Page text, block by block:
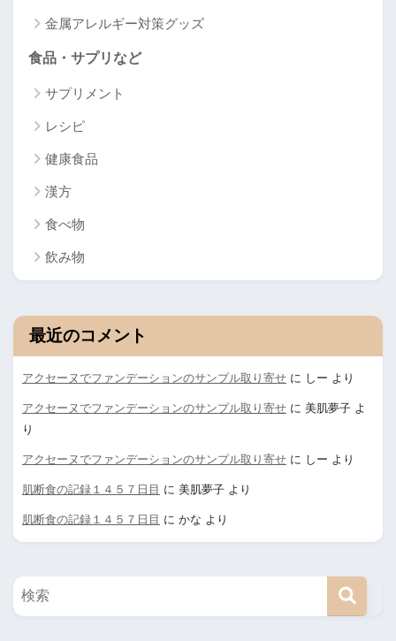
金属アレルギー対策グッズ
食品・サプリなど
サプリメント
レシピ
健康食品
漢方
食べ物
飲み物
最近のコメント
アクセーヌでファンデーションのサンプル取り寄せ に しー より
アクセーヌでファンデーションのサンプル取り寄せ に 美肌夢子 よ
り
アクセーヌでファンデーションのサンプル取り寄せ に しー より
肌断食の記録１４５７日目 に 美肌夢子 より
肌断食の記録１４５７日目 に かな より